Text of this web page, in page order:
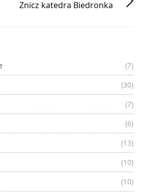
Znicz katedra Biedronka
(7)
(30)
(7)
(6)
(13)
(10)
(10)